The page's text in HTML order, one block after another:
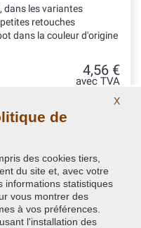
dans les variantes
retouches
dans la couleur d'origine
4,56 €
avec TVA
X
de
des cookies tiers,
du site et, avec votre
informations statistiques
vous montrer des
à vos préférences.
l'installation des